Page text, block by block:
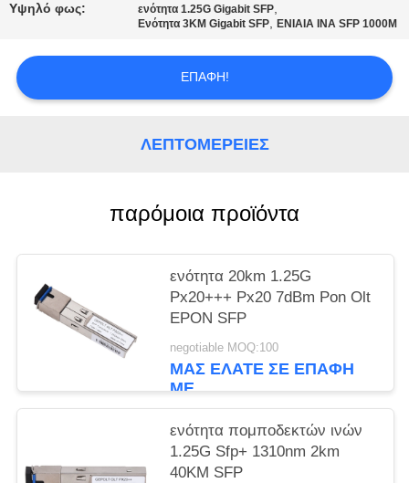
PRIVACY
POLICY
Υψηλό φως: ενότητα 1.25G Gigabit SFP,
Ενότητα 3KM Gigabit SFP,ΕΝΙΑΙΑ ΙΝΑ SFP 1000M
ΕΠΑΦΉ!
ΛΕΠΤΟΜΈΡΕΙΕΣ
παρόμοια προϊόντα
ενότητα 20km 1.25G
Px20+++ Px20 7dBm Pon Olt
EPON SFP
negotiable MOQ:100
ΜΑΣ ΕΛΆΤΕ ΣΕ ΕΠΑΦΉ
ΜΕ
ενότητα πομποδεκτών ινών
1.25G Sfp+ 1310nm 2km
40KM SFP